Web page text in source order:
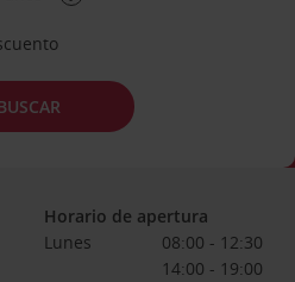
Horario de apertura
Lunes
08:00 - 12:30
14:00 - 19:00